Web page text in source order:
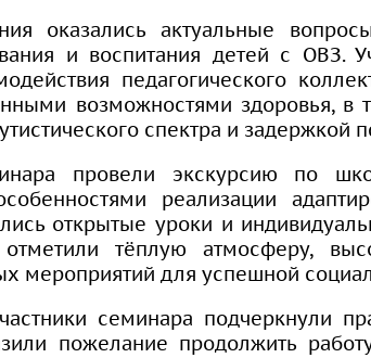
оказались актуальные
и воспитания детей с ОВЗ.
педагогического
возможностями здоровья, в
спектра и задержкой
провели экскурсию по
реализации
открытые уроки и
отметили тёплую атмосферу,
мероприятий для успешной
семинара подчеркнули
пожелание продолжить